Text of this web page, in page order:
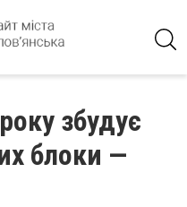
збудує
блоки —